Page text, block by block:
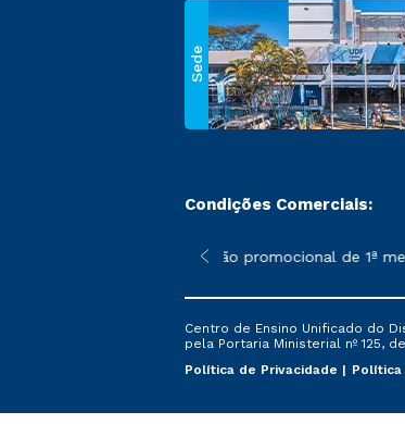
Sede
Condições Comerciais:
sofrer alterações nos períodos de
*A condição promocional de 1ª
Centro de Ensino Unificado do
pela Portaria Ministerial nº 125,
Política de Privacidade
Política